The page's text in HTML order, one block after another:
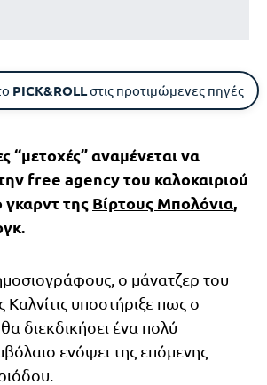
PICK&ROLLστις προτιμώμενες πηγές
“μετοχές” αναμένεται να
free agency του καλοκαιριού
της Βίρτους Μπολόνια,
ο μάνατζερ του
Καλνίτις υποστήριξε πως ο
διεκδικήσει ένα πολύ
ενόψει της επόμενης